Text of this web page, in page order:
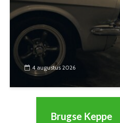
4 augustus 2026
Brugse Keppe